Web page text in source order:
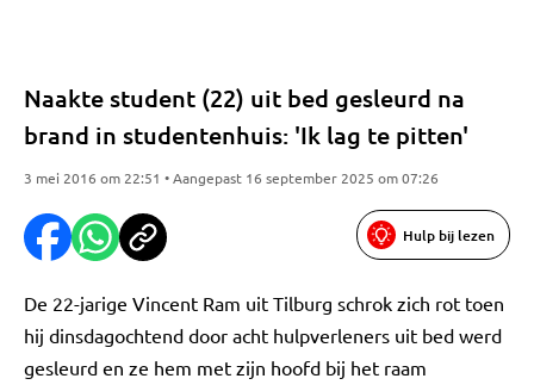
Naakte student (22) uit bed gesleurd na
brand in studentenhuis: 'Ik lag te pitten'
3 mei 2016 om 22:51 • Aangepast 16 september 2025 om 07:26
Hulp bij lezen
De 22-jarige Vincent Ram uit Tilburg schrok zich rot toen
hij dinsdagochtend door acht hulpverleners uit bed werd
gesleurd en ze hem met zijn hoofd bij het raam